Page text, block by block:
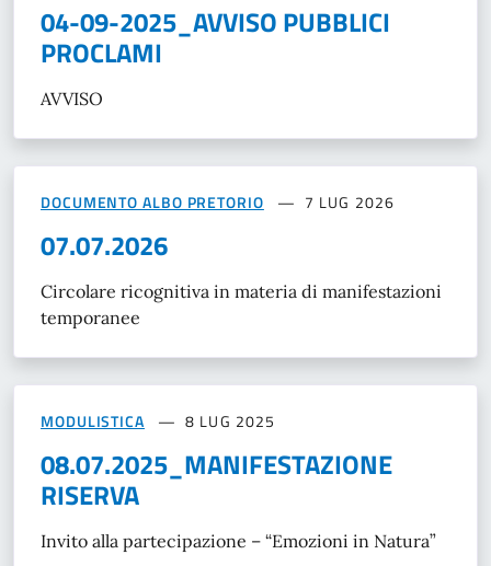
04-09-2025_AVVISO PUBBLICI
PROCLAMI
AVVISO
DOCUMENTO ALBO PRETORIO 7 LUG 2026
07.07.2026
Circolare ricognitiva in materia di manifestazioni
temporanee
MODULISTICA 8 LUG 2025
08.07.2025_MANIFESTAZIONE
RISERVA
Invito alla partecipazione – “Emozioni in Natura”